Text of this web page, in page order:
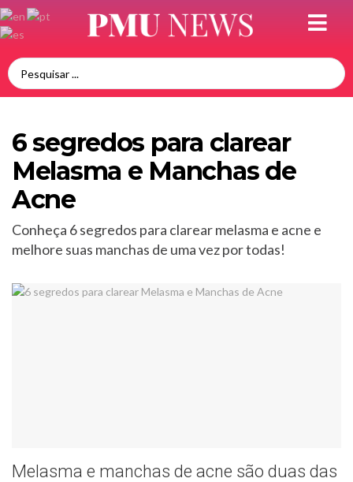
6 segredos para clarear
Melasma e Manchas de
Acne
Conheça 6 segredos para clarear melasma e acne e
melhore suas manchas de uma vez por todas!
Melasma e manchas de acne são duas das